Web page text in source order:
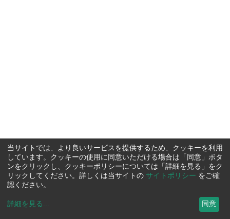
当サイトでは、より良いサービスを提供するため、クッキーを利用
しています。クッキーの使用に同意いただける場合は「同意」ボタ
ンをクリックし、クッキーポリシーについては「詳細を見る」をク
リックしてください。詳しくは当サイトの サイトポリシー をご確
認ください。
詳細を見る ... 同意